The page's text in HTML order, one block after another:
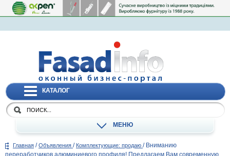
КАТАЛОГ
МЕНЮ
Главная / Объявления / Комплектующие: продаю / Вниманию